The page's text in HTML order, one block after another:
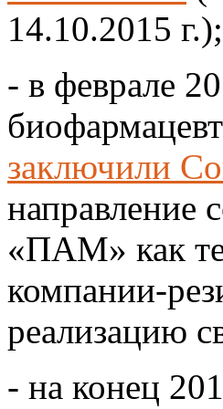
14.10.2015 г.);
- в феврале
заключили
направление
«ПАМ» как
компании-
реализацию
- на конец